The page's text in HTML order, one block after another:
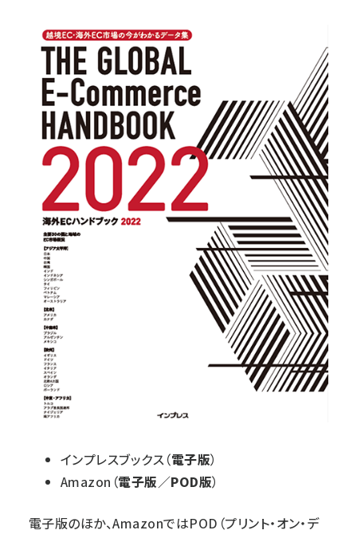
インプレスブックス （電子版）
Amazon （電子版／POD版）
電子版のほか、AmazonではPOD（プリント・オン・デ